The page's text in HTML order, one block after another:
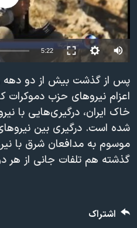
فرهنگ و زندگی
حقوق شهروندی
اقتصادی
علم و فناوری
اسرائیل در جنگ
گالری عکس
آرشیو پخش زنده
مستندها
انتخابات ریاست جمهوری آمریکا ۲۰۲۴
حمله جمهوری اسلامی به اسرائیل
رمز مهسا
ورزش زنان در ایران
اعتراضات زن، زندگی، آزادی
مجموعه مستندهای دادخواهی
تریبونال مردمی آبان ۹۸
قانون شفافیت دارائی کادر رهبری
دنبال کنید
زبانهای مختلف
5:22
پس از گذشت بیش از دو دهه و
اعزام نیروهای حزب دموکرات
خاک ایران، درگیری‌هایی ‌با
شده است. درگیری بین
موسوم به مدافعان شرق با
گذشته هم تلفات جانی از هر
اشتراک